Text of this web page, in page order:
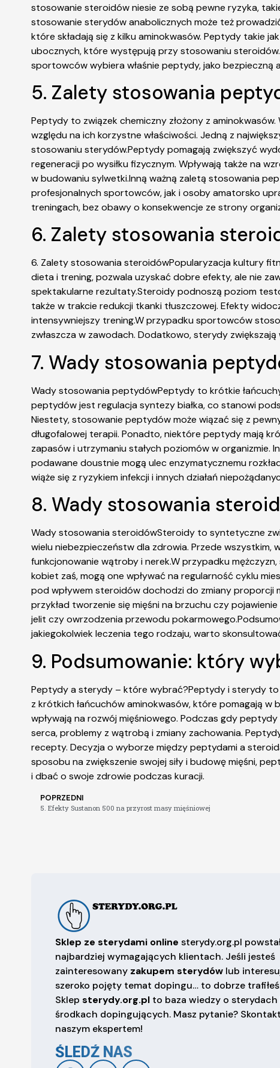
stosowanie steroidów niesie ze sobą pewne ryzyka,
stosowanie sterydów anabolicznych może też
które składają się z kilku aminokwasów. Peptydy takie
ubocznych, które występują przy stosowaniu
sportowców wybiera właśnie peptydy, jako bezpieczną
5. Zalety stosowania
Peptydy to związek chemiczny złożony z
względu na ich korzystne właściwości. Jedną z
stosowaniu sterydów.Peptydy pomagają zwiększyć
regeneracji po wysiłku fizycznym. Wpływają także na
w budowaniu sylwetki.Inną ważną zaletą stosowania
profesjonalnych sportowców, jak i osoby amatorsko
treningach, bez obawy o konsekwencje ze strony
6. Zalety stosowania
6. Zalety stosowania steroidówPopularyzacja kultury
dieta i trening, pozwala uzyskać dobre efekty, ale nie
spektakularne rezultaty.Steroidy podnoszą poziom
także w trakcie redukcji tkanki tłuszczowej. Efekty
intensywniejszy trening.W przypadku sportowców
zwłaszcza w zawodach. Dodatkowo, sterydy
7. Wady stosowania
Wady stosowania peptydówPeptydy to krótkie
peptydów jest regulacja syntezy białka, co stanowi
Niestety, stosowanie peptydów może wiązać się z
długofalowej terapii. Ponadto, niektóre peptydy mają
zapasów i utrzymaniu stałych poziomów w
podawane doustnie mogą ulec enzymatycznemu
wiąże się z ryzykiem infekcji i innych działań
8. Wady stosowania
Wady stosowania steroidówSteroidy to syntetyczne
wielu niebezpieczeństw dla zdrowia. Przede
funkcjonowanie wątroby i nerek.W przypadku
kobiet zaś, mogą one wpływać na regularność cyklu
pod wpływem steroidów dochodzi do zmiany proporcji
przykład tworzenie się mięśni na brzuchu czy
jelit czy owrzodzenia przewodu
jakiegokolwiek leczenia tego rodzaju, warto
9. Podsumowanie: który
Peptydy a sterydy – które wybrać?Peptydy i sterydy to
z krótkich łańcuchów aminokwasów, które pomagają w
wpływają na rozwój mięśniowego. Podczas gdy
serca, problemy z wątrobą i zmiany zachowania.
recepty. Decyzja o wyborze między peptydami a
sposobu na zwiększenie swojej siły i budowę mięśni,
i dbać o swoje zdrowie podczas kuracji.
POPRZEDNI
5. Efekty Sustanon 500 na przyrost masy mięśniowej
Sklep ze sterydami online sterydy.org.pl
najbardziej wymagających klientach. Jeśli jesteś
zainteresowany zakupem sterydów lub
szeroko pojęty temat dopingu… to dobrze
Sklep sterydy.org.pl to baza wiedzy o
środkach dopingujących. Masz pytanie?
naszym ekspertem!
ŚLEDŹ NAS